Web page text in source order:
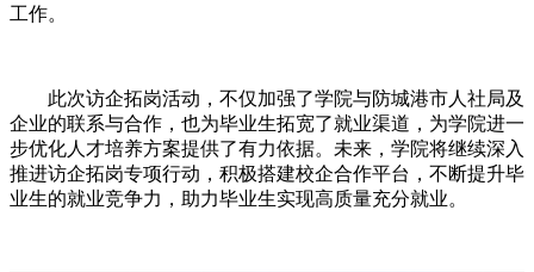
工作。
此次访企拓岗活动，不仅加强了学院与防城港市人社局及
企业的联系与合作，也为毕业生拓宽了就业渠道，为学院进一
步优化人才培养方案提供了有力依据。未来，学院将继续深入
推进访企拓岗专项行动，积极搭建校企合作平台，不断提升毕
业生的就业竞争力，助力毕业生实现高质量充分就业。